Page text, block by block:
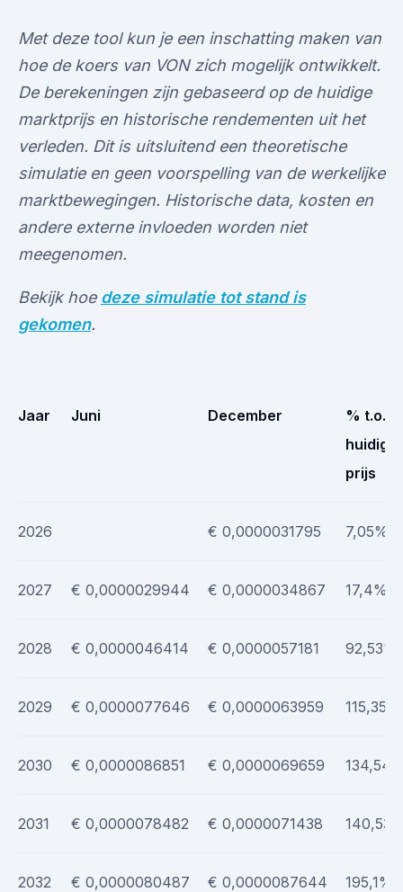
Met deze tool kun je een inschatting maken van
hoe de koers van VON zich mogelijk ontwikkelt.
De berekeningen zijn gebaseerd op de huidige
marktprijs en historische rendementen uit het
verleden. Dit is uitsluitend een theoretische
simulatie en geen voorspelling van de werkelijke
marktbewegingen. Historische data, kosten en
andere externe invloeden worden niet
meegenomen.
Bekijk hoe deze simulatie tot stand is
gekomen.
Jaar Juni December
% t.o.v.
huidige
prijs
2026 € 0,0000031795 7,05%
2027 € 0,0000029944 € 0,0000034867 17,4%
2028 € 0,0000046414 € 0,0000057181 92,53%
2029 € 0,0000077646 € 0,0000063959 115,35%
2030 € 0,0000086851 € 0,0000069659
2031 € 0,0000078482 € 0,0000071438
2032 € 0,0000080487 € 0,0000087644 195,1%